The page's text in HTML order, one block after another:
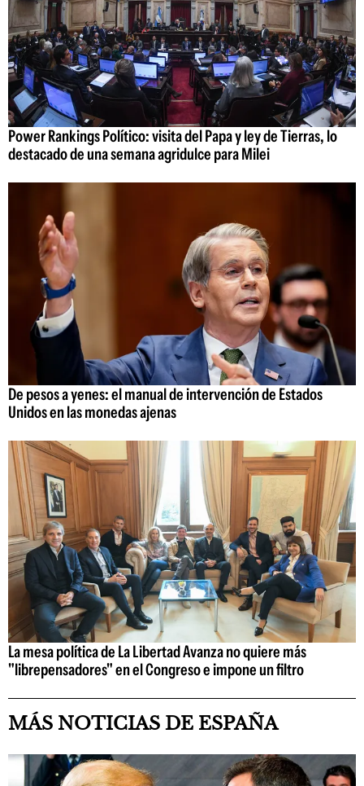
Power Rankings Político: visita del Papa y ley de Tierras, lo
destacado de una semana agridulce para Milei
De pesos a yenes: el manual de intervención de Estados
Unidos en las monedas ajenas
La mesa política de La Libertad Avanza no quiere más
"librepensadores" en el Congreso e impone un filtro
MÁS NOTICIAS DE ESPAÑA